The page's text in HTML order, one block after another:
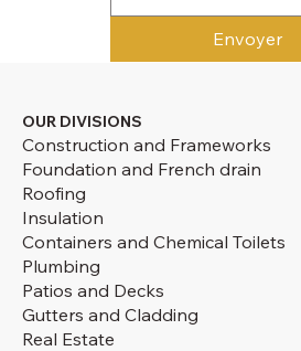
Envoyer
OUR DIVISIONS
Construction and Frameworks
Foundation and French drain
Roofing
Insulation
Containers and Chemical Toilets
Plumbing
Patios and Decks
Gutters and Cladding
Real Estate